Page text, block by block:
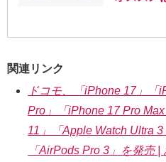
関連リンク
ドコモ、「iPhone 17」「
Pro」「iPhone 17 Pro
11」「Apple Watch Ultra 3
「AirPods Pro 3」を発売